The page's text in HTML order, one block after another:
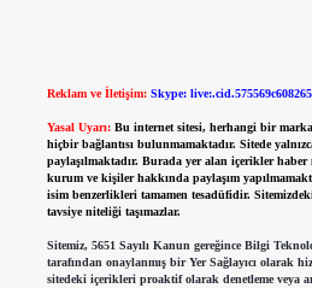
Reklam ve İletişim: Skype:
Yasal Uyarı: Bu internet sitesi, herhangi bir
hiçbir bağlantısı bulunmamaktadır. Sitede
paylaşılmaktadır. Burada yer alan içerikler haber
kurum ve kişiler hakkında paylaşım
isim benzerlikleri tamamen tesadüfidir.
tavsiye niteliği taşımazlar.
Sitemiz, 5651 Sayılı Kanun gereğince Bilgi
tarafından onaylanmış bir Yer Sağlayıcı olarak
sitedeki içerikleri proaktif olarak denetleme veya